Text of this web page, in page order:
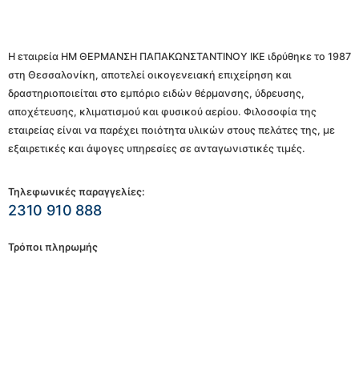
Η εταιρεία ΗΜ ΘΕΡΜΑΝΣΗ ΠΑΠΑΚΩΝΣΤΑΝΤΙΝΟΥ ΙΚΕ ιδρύθηκε το 1987
στη Θεσσαλονίκη, αποτελεί οικογενειακή επιχείρηση και
δραστηριοποιείται στο εμπόριο ειδών θέρμανσης, ύδρευσης,
αποχέτευσης, κλιματισμού και φυσικού αερίου. Φιλοσοφία της
εταιρείας είναι να παρέχει ποιότητα υλικών στους πελάτες της, με
εξαιρετικές και άψογες υπηρεσίες σε ανταγωνιστικές τιμές.
Τηλεφωνικές παραγγελίες:
2310 910 888
Τρόποι πληρωμής